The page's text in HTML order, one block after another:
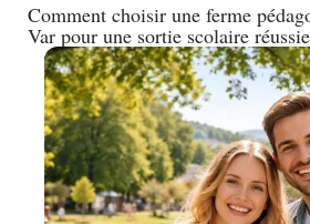
Comment choisir une ferme
Var pour une sortie scolaire réussie